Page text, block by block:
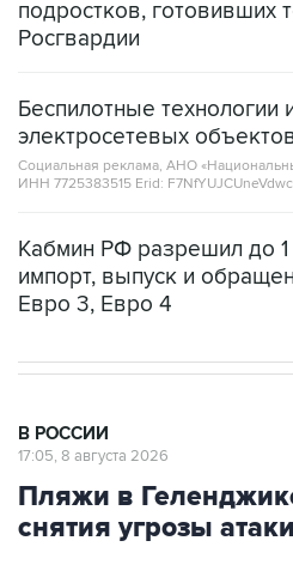
подростков, готовивших
Росгвардии
Беспилотные технологии
электросетевых
Социальная реклама, АНО
ИНН 7725383515 Erid:
Кабмин РФ разрешил до
импорт, выпуск и
Евро 3, Евро 4
В РОССИИ
17:05, 8 августа 2026
Пляжи в
снятия угрозы